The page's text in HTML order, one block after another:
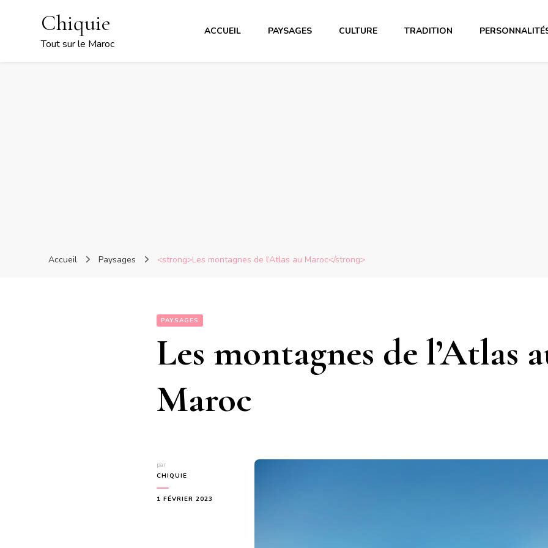
Chiquie
Tout sur le Maroc
ACCUEIL PAYSAGES CULTURE TRADITION
Accueil Paysages <strong>Les montagnes de l’Atlas au Maroc</strong>
PAYSAGES
Les montagnes de l’Atlas
Maroc
par
CHIQUIE
1 FÉVRIER 2023